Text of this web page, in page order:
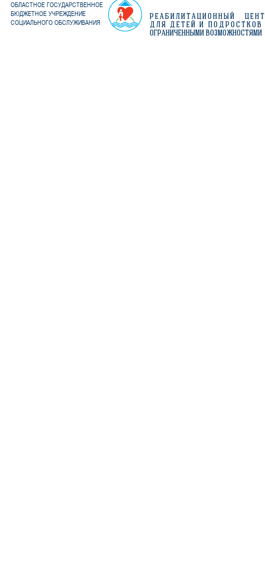
ОБЛАСТНОЕ ГОСУДАРСТВЕННОЕ
БЮДЖЕТНОЕ УЧРЕЖДЕНИЕ
СОЦИАЛЬНОГО ОБСЛУЖИВАНИЯ
РЕАБИЛИТАЦИОННЫЙ
ДЛЯ ДЕТЕЙ И ПОДРОСТКОВ
ОГРАНИЧЕННЫМИ ВОЗМОЖНОСТЯМИ